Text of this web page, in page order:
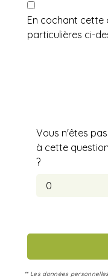
En cochant cette
particulières ci-
Vous n'êtes
à cette
?
** Les données